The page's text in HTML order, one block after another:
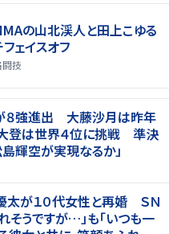
の山北渓人と田上こゆる
ェイスオフ
技
８強進出 大藤沙月は昨年
大登は世界４位に挑戦 準決
輝空が実現なるか」
太が１０代女性と再婚 ＳＮ
そうですが…」も「いつも一